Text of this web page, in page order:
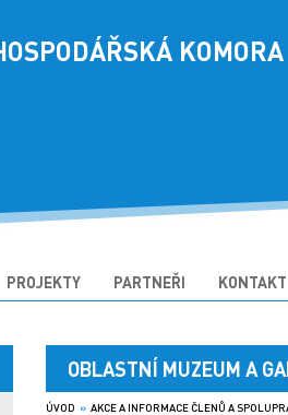
KOMORA
PROJEKTY PARTNEŘI KONTAKT
OBLASTNÍ MUZEUM A
ÚVOD » AKCE A INFORMACE ČLENŮ A